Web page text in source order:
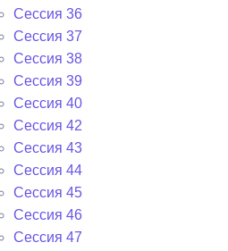
Сессия 36
Сессия 37
Сессия 38
Сессия 39
Сессия 40
Сессия 42
Сессия 43
Сессия 44
Сессия 45
Сессия 46
Сессия 47